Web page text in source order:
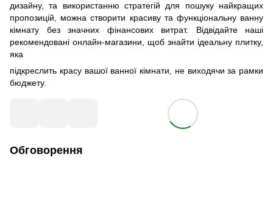
дизайну, та використанню стратегій для пошуку найкращих
пропозицій, можна створити красиву та функціональну ванну
кімнату без значних фінансових витрат. Відвідайте наші
рекомендовані онлайн-магазини, щоб знайти ідеальну плитку,
яка
підкреслить красу вашої ванної кімнати, не виходячи за рамки
бюджету.
Обговорення